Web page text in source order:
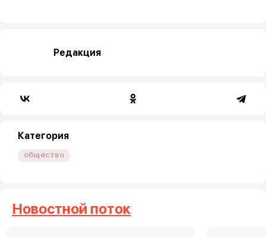
Редакция
Категория
общество
Новостной поток